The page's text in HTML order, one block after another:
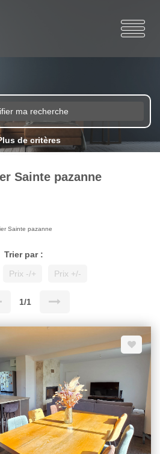
ma recherche
de critères
Sainte pazanne
Sainte pazanne
Trier par :
Prix -/+ Prix +/-
1/1